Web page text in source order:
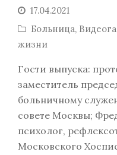
17.04.2021
Больница,
жизни
Гости выпуска:
заместитель
больничному
совете Москвы;
психолог,
Московского